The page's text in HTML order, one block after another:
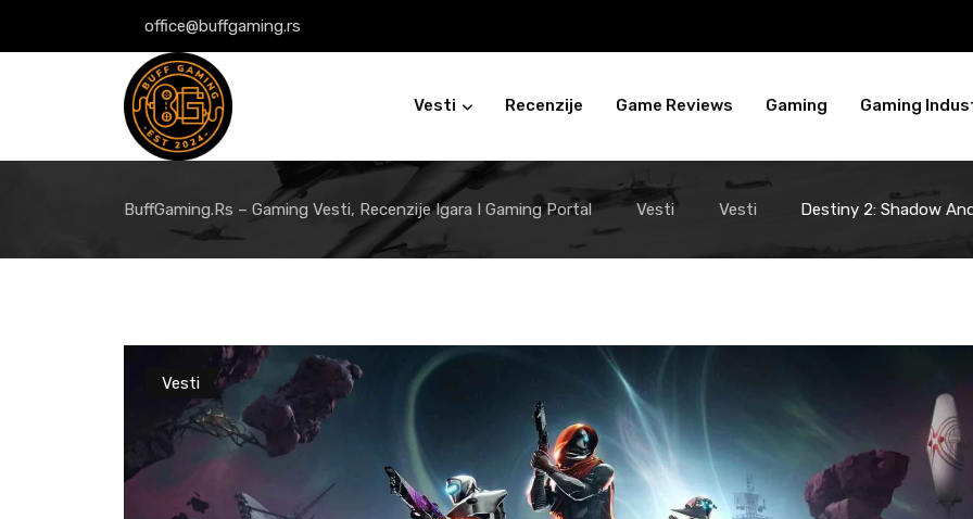
to
office@buffgaming.rs
Vesti Recenzije Game Reviews Gaming Gaming
BuffGaming.rs – Gaming Vesti, Recenzije Igara I Gaming Portal Vesti Vesti Destiny 2: Shadow
Vesti